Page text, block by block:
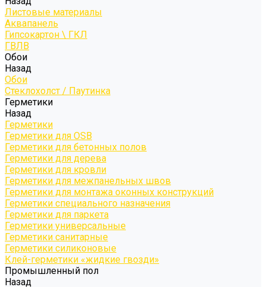
Листовые материалы
Аквапанель
Гипсокартон \ ГКЛ
ГВЛВ
Обои
Назад
Обои
Стеклохолст / Паутинка
Герметики
Назад
Герметики
Герметики для OSB
Герметики для бетонных полов
Герметики для дерева
Герметики для кровли
Герметики для межпанельных швов
Герметики для монтажа оконных конструкций
Герметики специального назначения
Герметики для паркета
Герметики универсальные
Герметики санитарные
Герметики силиконовые
Клей-герметики «жидкие гвозди»
Промышленный пол
Назад